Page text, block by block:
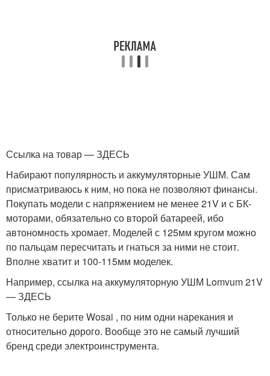
Ссылка на товар — ЗДЕСЬ
Набирают популярность и аккумуляторные УШМ. Сам
присматриваюсь к ним, но пока не позволяют финансы.
Покупать модели с напряжением не менее 21V и с БК-
моторами, обязательно со второй батареей, ибо
автономность хромает. Моделей с 125мм кругом можно
по пальцам пересчитать и гнаться за ними не стоит.
Вполне хватит и 100-115мм моделек.
Например, ссылка на аккумуляторную УШМ Lomvum 21V
— ЗДЕСЬ
Только не берите Wosai , по ним одни нарекания и
относительно дорого. Вообще это не самый лучший
бренд среди электроинструмента.